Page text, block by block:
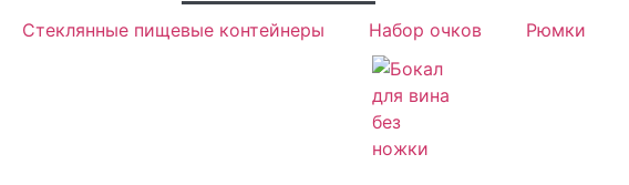
Стеклянные пищевые контейнеры Набор очков Рюмки